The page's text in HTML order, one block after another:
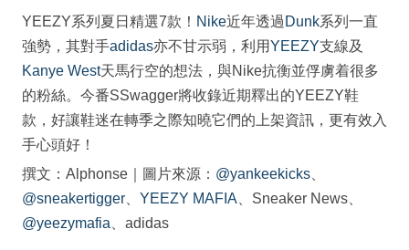
YEEZY系列夏日精選7款！ Nike近年透過 Dunk系列一直
強勢，其對手adidas亦不甘示弱，利用YEEZY支線及
Kanye West天馬行空的想法，與Nike抗衡並俘虜着很多
的粉絲。今番SSwagger將收錄近期釋出的YEEZY鞋
款，好讓鞋迷在轉季之際知曉它們的上架資訊，更有效入
手心頭好！
撰文：Alphonse｜圖片來源： @yankeekicks
@sneakertigger
YEEZY MAFIA 、Sneaker News、
@yeezymafia 、adidas